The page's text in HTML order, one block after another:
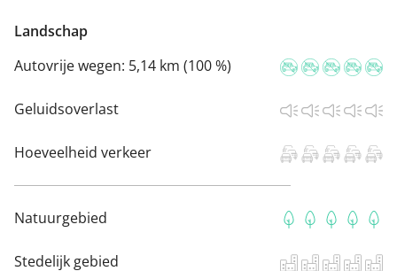
Landschap
Autovrije wegen: 5,14 km (100 %)
Geluidsoverlast
Hoeveelheid verkeer
Natuurgebied
Stedelijk gebied